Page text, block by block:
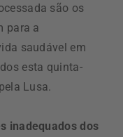
são os
para a
saudável em
esta quinta-
Lusa.
inadequados dos